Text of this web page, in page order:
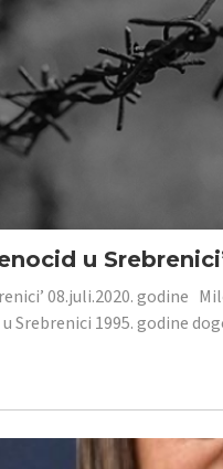
u
08.juli.2020. godine
Srebrenici 1995. godine